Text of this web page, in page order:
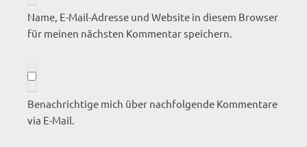
Name, E-Mail-Adresse und Website in diesem Browser
für meinen nächsten Kommentar speichern.
Benachrichtige mich über nachfolgende Kommentare
via E-Mail.